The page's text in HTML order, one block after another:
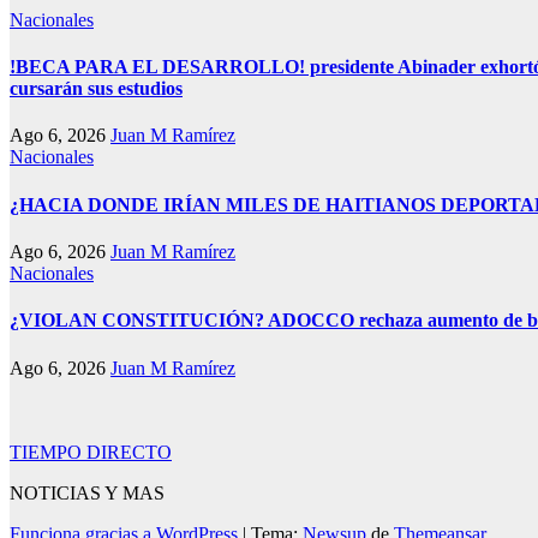
Nacionales
!BECA PARA EL DESARROLLO! presidente Abinader exhortó
cursarán sus estudios
Ago 6, 2026 Juan M Ramírez
Nacionales
¿HACIA DONDE IRÍAN MILES DE HAITIANOS
Ago 6, 2026 Juan M Ramírez
Nacionales
¿VIOLAN CONSTITUCIÓN? ADOCCO rechaza aumento de
Ago 6, 2026 Juan M Ramírez
TIEMPO DIRECTO
NOTICIAS Y MAS
Funciona gracias a WordPress | Tema: Newsup de Themeansar